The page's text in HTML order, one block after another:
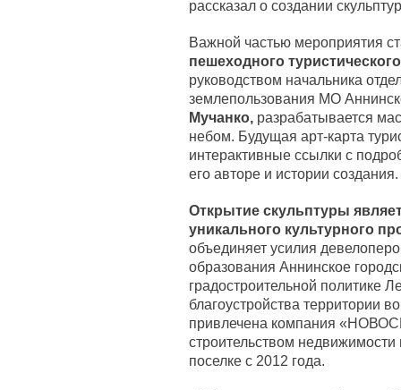
рассказал о создании
Важной частью мероприятия
пешеходного
руководством начальника
землепользования МО
Мучанко, разрабатывается
небом. Будущая арт-карта
интерактивные ссылки с
его авторе и истории создания.
Открытие скульптуры
уникального культурного
объединяет усилия
образования Аннинское
градостроительной политике
благоустройства территории
привлечена компания
строительством
поселке с 2012 года.